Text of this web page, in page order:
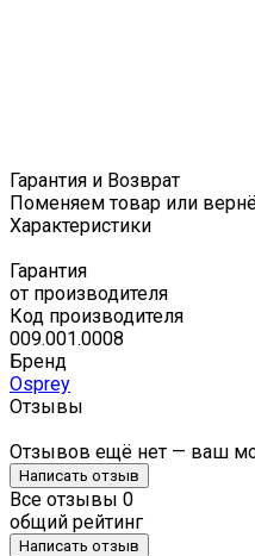
Гарантия и Возврат
Поменяем товар или
Характеристики
Гарантия
от производителя
Код производителя
009.001.0008
Бренд
Osprey
Отзывы
Отзывов ещё нет — ваш
Написать отзыв
Все отзывы 0
общий рейтинг
Написать отзыв